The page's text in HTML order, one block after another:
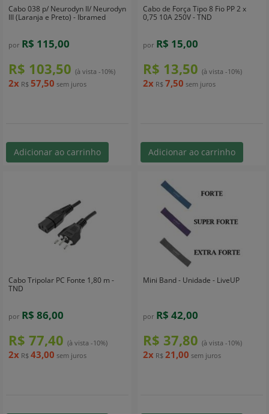
Cabo 038 p/ Neurodyn II/ Neurodyn
III (Laranja e Preto) - Ibramed
por R$ 115,00
R$ 103,50 (à vista -10%)
2x R$ 57,50 sem juros
Adicionar ao carrinho
Cabo de Força Tipo 8 Fio PP 2 x
0,75 10A 250V - TND
por R$ 15,00
R$ 13,50 (à vista -10%)
2x R$ 7,50 sem juros
Adicionar ao carrinho
Cabo Tripolar PC Fonte 1,80 m -
TND
por R$ 86,00
R$ 77,40 (à vista -10%)
2x R$ 43,00 sem juros
Mini Band - Unidade - LiveUP
por R$ 42,00
R$ 37,80 (à vista -10%)
2x R$ 21,00 sem juros